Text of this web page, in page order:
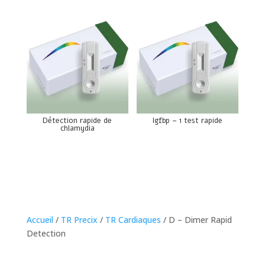
Détection rapide de
chlamydia
Igfbp – 1 test rapide
Accueil / TR Precix / TR Cardiaques / D – Dimer Rapid
Detection